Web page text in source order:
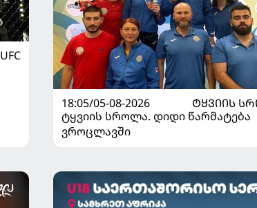
UFC
18:05/05-08-2026
ᲢᲧᲕᲘᲘᲡ
ტყვიის სროლა. დიდი წარმატება
ვროცლავში